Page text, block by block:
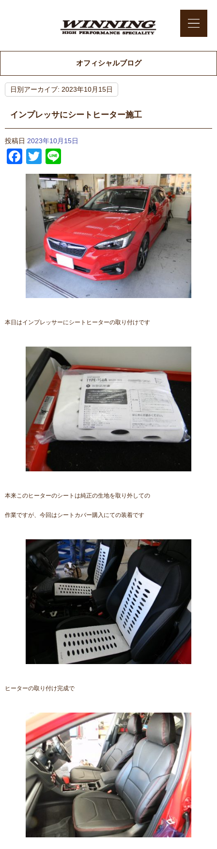
オフィシャルブログ
日別アーカイブ: 2023年10月15日
インプレッサにシートヒーター施工
投稿日 2023年10月15日
Facebook
Twitter
本日はインプレッサーにシートヒーターの取り付けです
本来このヒーターのシートは純正の生地を取り外しての
作業ですが、今回はシートカバー購入にての装着です
ヒーターの取り付け完成で